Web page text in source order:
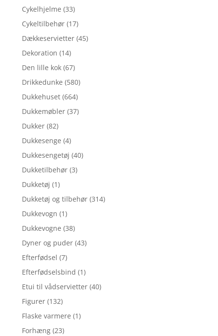
Cykelhjelme (33)
Cykeltilbehør (17)
Dækkeservietter (45)
Dekoration (14)
Den lille kok (67)
Drikkedunke (580)
Dukkehuset (664)
Dukkemøbler (37)
Dukker (82)
Dukkesenge (4)
Dukkesengetøj (40)
Dukketilbehør (3)
Dukketøj (1)
Dukketøj og tilbehør (314)
Dukkevogn (1)
Dukkevogne (38)
Dyner og puder (43)
Efterfødsel (7)
Efterfødselsbind (1)
Etui til vådservietter (40)
Figurer (132)
Flaske varmere (1)
Forhæng (23)